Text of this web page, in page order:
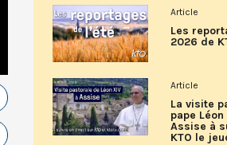
Article
Les
2026 de
Article
La visite
pape Léon
Assise à
KTO le